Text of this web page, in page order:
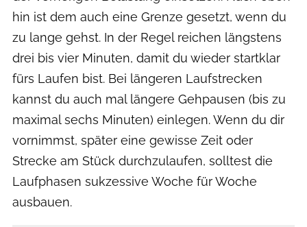
hin ist dem auch eine Grenze gesetzt, wenn du
zu lange gehst. In der Regel reichen längstens
drei bis vier Minuten, damit du wieder startklar
fürs Laufen bist. Bei längeren Laufstrecken
kannst du auch mal längere Gehpausen (bis zu
maximal sechs Minuten) einlegen. Wenn du dir
vornimmst, später eine gewisse Zeit oder
Strecke am Stück durchzulaufen, solltest die
Laufphasen sukzessive Woche für Woche
ausbauen.